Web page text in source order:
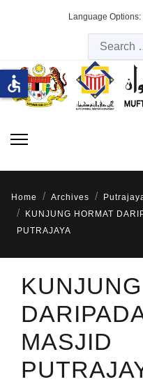
Language Options:
Home Archives
KUNJUNG HORMAT
PUTRAJAYA
accessible